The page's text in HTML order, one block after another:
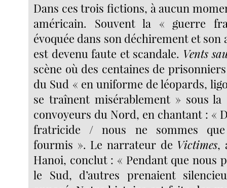
Dans ces trois fictions, à aucun
américain. Souvent la « guerre
évoquée dans son déchirement et
est devenu faute et scandale. Vents
scène où des centaines de
du Sud « en uniforme de léopards,
se traînent misérablement » sous la
convoyeurs du Nord, en chantant : «
fratricide / nous ne sommes
fourmis ». Le narrateur de Victimes,
Hanoi, conclut : « Pendant que nous
le Sud, d’autres prenaient